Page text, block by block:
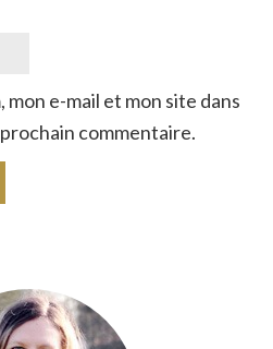
e-mail et mon site dans
commentaire.